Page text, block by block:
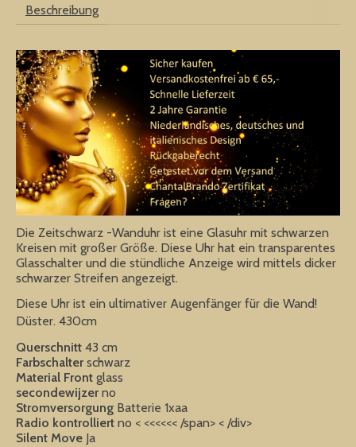
Beschreibung
Die Zeitschwarz -Wanduhr ist eine Glasuhr mit schwarzen
Kreisen mit großer Größe. Diese Uhr hat ein transparentes
Glasschalter und die stündliche Anzeige wird mittels dicker
schwarzer Streifen angezeigt.
Diese Uhr ist ein ultimativer Augenfänger für die Wand!
Düster. 430cm
Querschnitt 43 cm
Farbschalterschwarz
Material Front glass
secondewijzerno
Stromversorgung Batterie 1xaa
Radio kontrolliert no < <<<<<< /span> < /div>
Silent Move Ja